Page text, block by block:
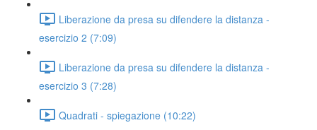
Liberazione da presa su difendere la distanza -
esercizio 2 (7:09)
Liberazione da presa su difendere la distanza -
esercizio 3 (7:28)
Quadrati - spiegazione (10:22)